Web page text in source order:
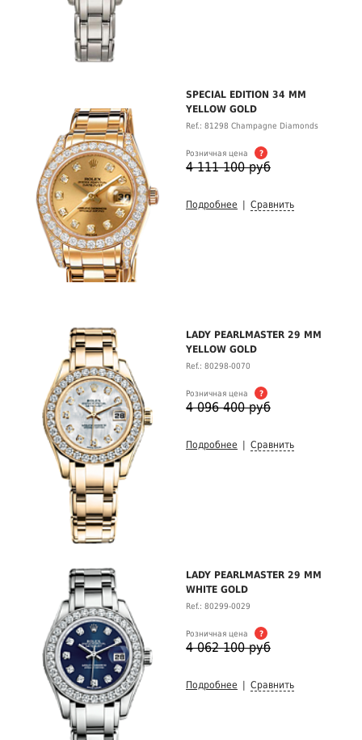
SPECIAL EDITION 34 MM
YELLOW GOLD
Ref.: 81298 Champagne Diamonds
Розничная цена ?
4 111 100 руб
Подробнее Сравнить
LADY PEARLMASTER 29 MM
YELLOW GOLD
Ref.: 80298-0070
Розничная цена ?
4 096 400 руб
Подробнее Сравнить
LADY PEARLMASTER 29 MM
WHITE GOLD
Ref.: 80299-0029
Розничная цена ?
4 062 100 руб
Подробнее Сравнить